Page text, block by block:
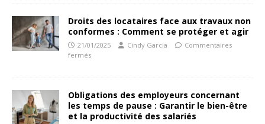
Droits des locataires face aux travaux non
conformes : Comment se protéger et agir
21/01/2025 Cindy Garcia
Commentaires
fermés
Obligations des employeurs concernant
les temps de pause : Garantir le bien-être
et la productivité des salariés